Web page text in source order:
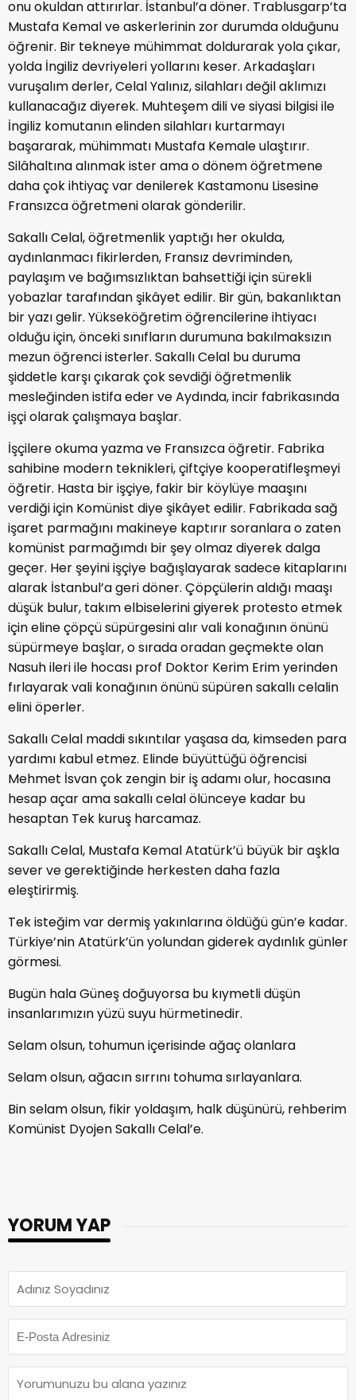
onu okuldan attırırlar. İstanbul’a döner. Trablusgarp’ta
Mustafa Kemal ve askerlerinin zor durumda olduğunu
öğrenir. Bir tekneye mühimmat doldurarak yola çıkar,
yolda İngiliz devriyeleri yollarını keser. Arkadaşları
vuruşalım derler, Celal Yalınız, silahları değil aklımızı
kullanacağız diyerek. Muhteşem dili ve siyasi bilgisi ile
İngiliz komutanın elinden silahları kurtarmayı
başararak, mühimmatı Mustafa Kemale ulaştırır.
Silâhaltına alınmak ister ama o dönem öğretmene
daha çok ihtiyaç var denilerek Kastamonu Lisesine
Fransızca öğretmeni olarak gönderilir.
Sakallı Celal, öğretmenlik yaptığı her okulda,
aydınlanmacı fikirlerden, Fransız devriminden,
paylaşım ve bağımsızlıktan bahsettiği için sürekli
yobazlar tarafından şikâyet edilir. Bir gün, bakanlıktan
bir yazı gelir. Yükseköğretim öğrencilerine ihtiyacı
olduğu için, önceki sınıfların durumuna bakılmaksızın
mezun öğrenci isterler. Sakallı Celal bu duruma
şiddetle karşı çıkarak çok sevdiği öğretmenlik
mesleğinden istifa eder ve Aydında, incir fabrikasında
işçi olarak çalışmaya başlar.
İşçilere okuma yazma ve Fransızca öğretir. Fabrika
sahibine modern teknikleri, çiftçiye kooperatifleşmeyi
öğretir. Hasta bir işçiye, fakir bir köylüye maaşını
verdiği için Komünist diye şikâyet edilir. Fabrikada sağ
işaret parmağını makineye kaptırır soranlara o zaten
komünist parmağımdı bir şey olmaz diyerek dalga
geçer. Her şeyini işçiye bağışlayarak sadece kitaplarını
alarak İstanbul’a geri döner. Çöpçülerin aldığı maaşı
düşük bulur, takım elbiselerini giyerek protesto etmek
için eline çöpçü süpürgesini alır vali konağının önünü
süpürmeye başlar, o sırada oradan geçmekte olan
Nasuh ileri ile hocası prof Doktor Kerim Erim yerinden
fırlayarak vali konağının önünü süpüren sakallı celalin
elini öperler.
Sakallı Celal maddi sıkıntılar yaşasa da, kimseden para
yardımı kabul etmez. Elinde büyüttüğü öğrencisi
Mehmet İsvan çok zengin bir iş adamı olur, hocasına
hesap açar ama sakallı celal ölünceye kadar bu
hesaptan Tek kuruş harcamaz.
Sakallı Celal, Mustafa Kemal Atatürk’ü büyük bir aşkla
sever ve gerektiğinde herkesten daha fazla
eleştirirmiş.
Tek isteğim var dermiş yakınlarına öldüğü gün’e kadar.
Türkiye’nin Atatürk’ün yolundan giderek aydınlık günler
görmesi.
Bugün hala Güneş doğuyorsa bu kıymetli düşün
insanlarımızın yüzü suyu hürmetinedir.
Selam olsun, tohumun içerisinde ağaç olanlara
Selam olsun, ağacın sırrını tohuma sırlayanlara.
Bin selam olsun, fikir yoldaşım, halk düşünürü, rehberim
Komünist Dyojen Sakallı Celal’e.
YORUM YAP